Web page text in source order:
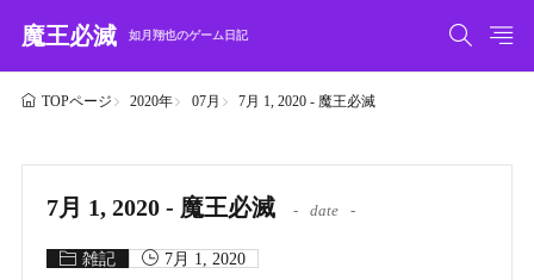
魔王必滅 如月翔也のゲーム日記
TOPページ 2020年 07月 7月 1, 2020 - 魔王必滅
7月 1, 2020 - 魔王必滅 date
雑記 7月 1, 2020